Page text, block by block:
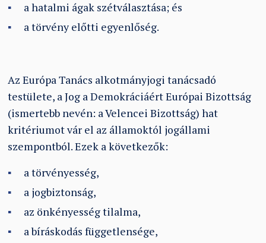
a hatalmi ágak szétválasztása; és
a törvény előtti egyenlőség.
Az Európa Tanács alkotmányjogi tanácsadó
testülete, a Jog a Demokráciáért Európai Bizottság
(ismertebb nevén: a Velencei Bizottság) hat
kritériumot vár el az államoktól jogállami
szempontból. Ezek a következők:
a törvényesség,
a jogbiztonság,
az önkényesség tilalma,
a bíráskodás függetlensége,